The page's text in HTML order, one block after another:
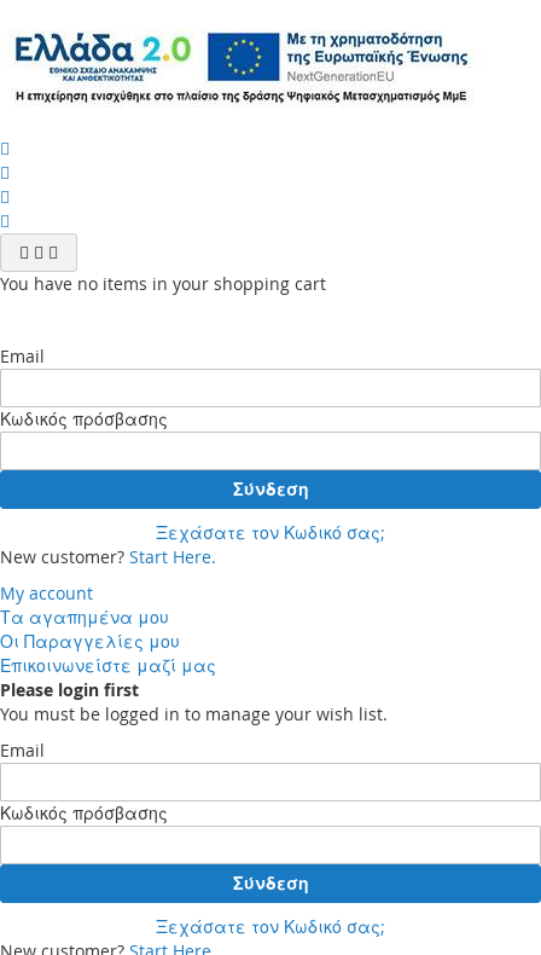
You have no items in your shopping cart
Email
Κωδικός πρόσβασης
Σύνδεση
Ξεχάσατε τον Κωδικό σας;
New customer? Start Here.
My account
Τα αγαπημένα μου
Οι Παραγγελίες μου
Επικοινωνείστε μαζί μας
Please login first
You must be logged in to manage your wish list.
Email
Κωδικός πρόσβασης
Σύνδεση
Ξεχάσατε τον Κωδικό σας;